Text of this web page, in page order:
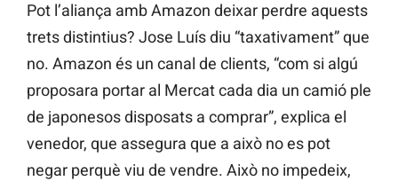
Pot l’aliança amb Amazon deixar perdre aquests
trets distintius? Jose Luís diu “taxativament” que
no. Amazon és un canal de clients, “com si algú
proposara portar al Mercat cada dia un camió ple
de japonesos disposats a comprar”, explica el
venedor, que assegura que a això no es pot
negar perquè viu de vendre. Això no impedeix,